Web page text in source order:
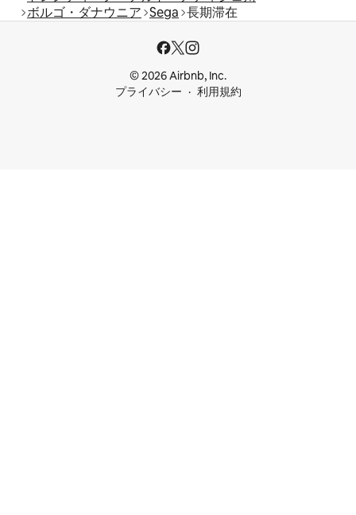
ボルゴ・ダナウニア Sega 長期滞在
© 2026 Airbnb, Inc.
プライバシー
利用規約